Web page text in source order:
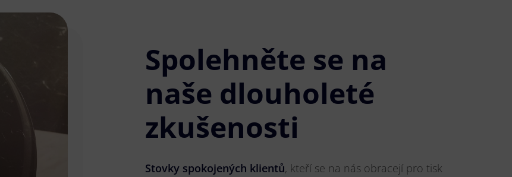
Spolehněte se na
naše dlouholeté
zkušenosti
Stovky spokojených klientů, kteří se na nás obracejí pro tisk